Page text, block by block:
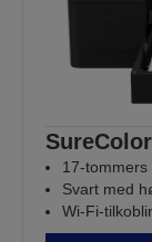
17-tommers
Svart med
Wi-Fi-